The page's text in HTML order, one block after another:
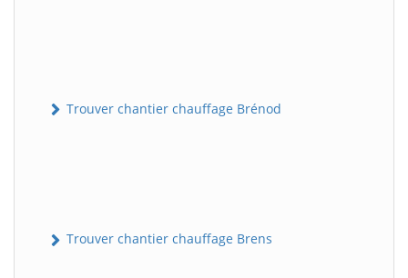
Trouver chantier chauffage Brénod
Trouver chantier chauffage Brens